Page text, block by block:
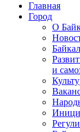
Главная
Город
О
и